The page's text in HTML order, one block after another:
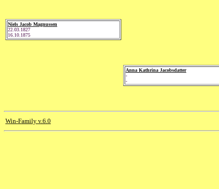
Niels Jacob Magnussen
22.03.1827
16.10.1875
Anna Kathrina Jacobsdatter
-
-
Win-Family v.6.0